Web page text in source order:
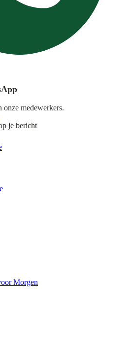
onze medewerkers.
je bericht
Morgen